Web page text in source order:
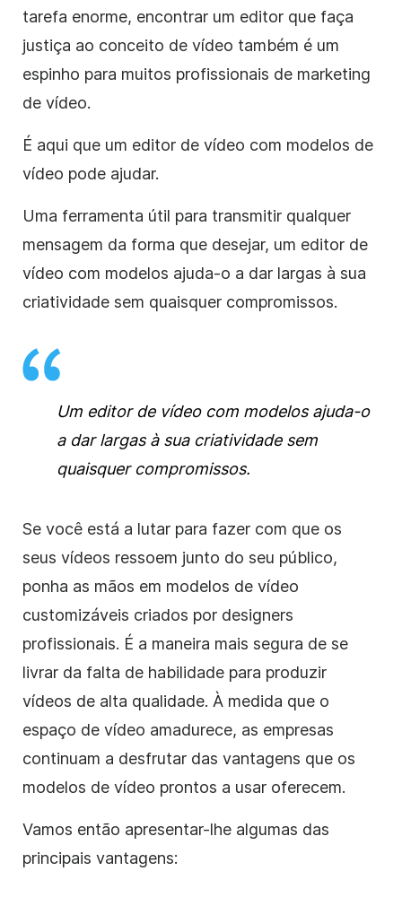
tarefa enorme, encontrar um editor que faça
justiça ao conceito de vídeo também é um
espinho para muitos profissionais de marketing
de vídeo.
É aqui que um editor de vídeo com modelos de
vídeo pode ajudar.
Uma ferramenta útil para transmitir qualquer
mensagem da forma que desejar, um editor de
vídeo com modelos ajuda-o a dar largas à sua
criatividade sem quaisquer compromissos.
Um editor de vídeo com modelos ajuda-o
a dar largas à sua criatividade sem
quaisquer compromissos.
Se você está a lutar para fazer com que os
seus vídeos ressoem junto do seu público,
ponha as mãos em modelos de vídeo
customizáveis criados por designers
profissionais. É a maneira mais segura de se
livrar da falta de habilidade para produzir
vídeos de alta qualidade. À medida que o
espaço de vídeo amadurece, as empresas
continuam a desfrutar das vantagens que os
modelos de vídeo prontos a usar oferecem.
Vamos então apresentar-lhe algumas das
principais vantagens: